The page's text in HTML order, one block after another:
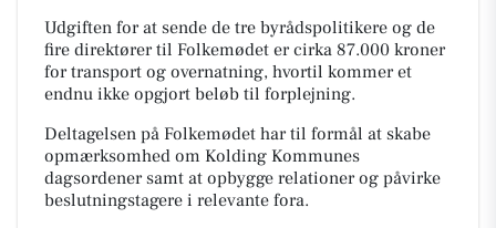
Udgiften for at sende de tre byrådspolitikere og de
fire direktører til Folkemødet er cirka 87.000 kroner
for transport og overnatning, hvortil kommer et
endnu ikke opgjort beløb til forplejning.
Deltagelsen på Folkemødet har til formål at skabe
opmærksomhed om Kolding Kommunes
dagsordener samt at opbygge relationer og påvirke
beslutningstagere i relevante fora.